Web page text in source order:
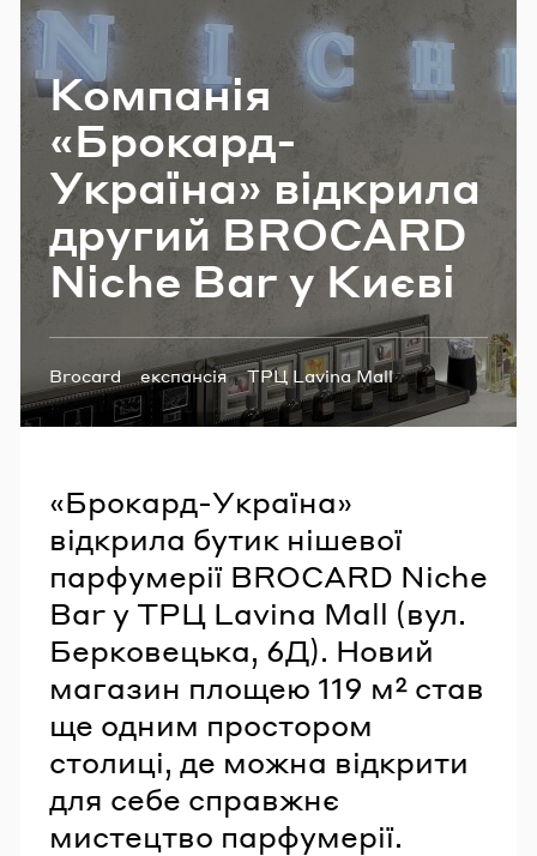
Ком­па­нія
«Брокард-​
Україна» від­кри­ла
дру­гий BROCARD
Niche Bar у Києві
Теги:
Brocard експансія
ТРЦ Lavina Mall
косметика
«Брокард-Україна»
відкрила бутик нішевої
парфумерії BROCARD Niche
Bar у ТРЦ Lavina Mall (вул.
Берковецька, 6Д). Новий
магазин площею 119 м² став
ще одним простором
столиці, де можна відкрити
для себе справжнє
мистецтво парфумерії.
Email
Пароль
Забули пароль?
УВІЙТИ